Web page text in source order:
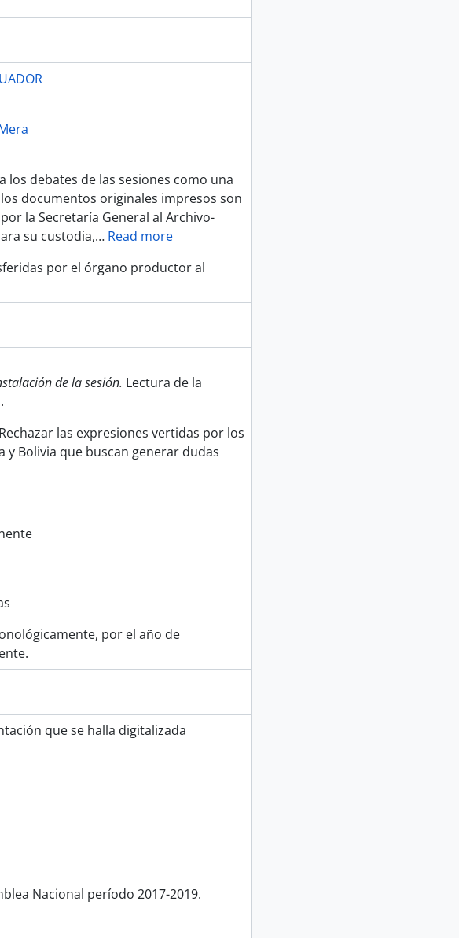
los debates de las sesiones como una
documentos originales impresos son
la Secretaría General al Archivo-
su custodia,… Read more
por el órgano productor al
de la sesión. Lectura de la
las expresiones vertidas por los
y Bolivia que buscan generar dudas
por el año de
que se halla digitalizada
Nacional período 2017-2019.